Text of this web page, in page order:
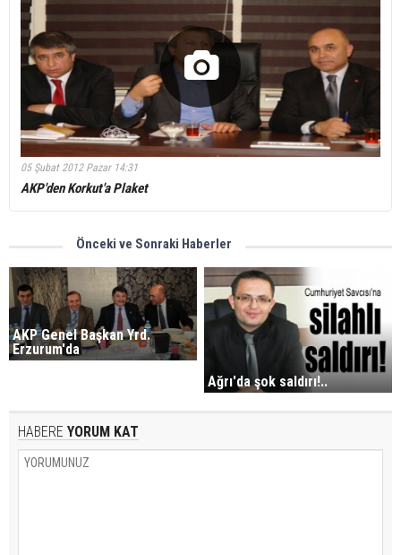
05 Şubat 2012 Pazar 14:31
AKP'den Korkut'a Plaket
Önceki ve Sonraki Haberler
AKP Genel Başkan Yrd.
Erzurum'da
Ağrı'da şok saldırı!..
HABERE YORUM KAT